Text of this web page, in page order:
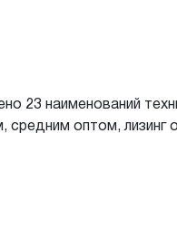
23 наименований
оптом, лизинг